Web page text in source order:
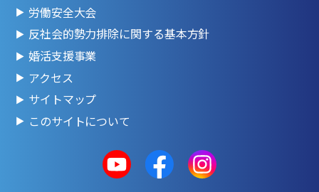
労働安全大会
反社会的勢力排除に関する基本方針
婚活支援事業
アクセス
サイトマップ
このサイトについて